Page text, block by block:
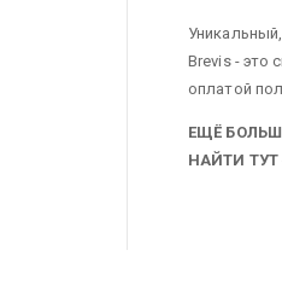
Brevis - это
оплатой
ЕЩЁ
НАЙТИ ТУТ